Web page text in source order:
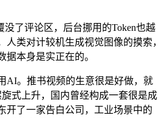
了评论区，后台挪用的Token也越
人类对计较机生成视觉图像的摸索，
据本身是实正在的。
。推书视频的生意很是好做，就
式上升，国内曾经构成一套很是成
开了一家告白公司，工业场景中的